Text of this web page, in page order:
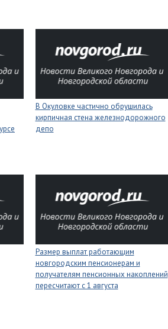
В Окуловке частично обрушилась
кирпичная стена железнодорожного
депо
Размер выплат работающим
новгородским пенсионерам и
получателям пенсионных накоплений
пересчитают с 1 августа